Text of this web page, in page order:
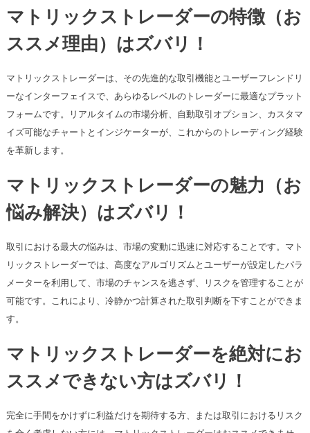
マトリックストレーダーの特徴（お
ススメ理由）はズバリ！
マトリックストレーダーは、その先進的な取引機能とユーザーフレンドリ
ーなインターフェイスで、あらゆるレベルのトレーダーに最適なプラット
フォームです。リアルタイムの市場分析、自動取引オプション、カスタマ
イズ可能なチャートとインジケーターが、これからのトレーディング経験
を革新します。
マトリックストレーダーの魅力（お
悩み解決）はズバリ！
取引における最大の悩みは、市場の変動に迅速に対応することです。マト
リックストレーダーでは、高度なアルゴリズムとユーザーが設定したパラ
メーターを利用して、市場のチャンスを逃さず、リスクを管理することが
可能です。これにより、冷静かつ計算された取引判断を下すことができま
す。
マトリックストレーダーを絶対にお
ススメできない方はズバリ！
完全に手間をかけずに利益だけを期待する方、または取引におけるリスク